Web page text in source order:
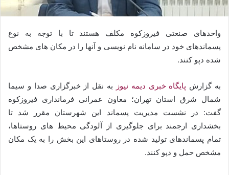
واحدهای صنعتی فیروزکوه مکلف هستند تا با توجه به نوع
پسماندهای خود در سامانه نام نویسی و آنها را در مکان های مشخص
شده دپو کنند.
به گزارش پایگاه خبری دیمه نیوز به نقل از خبرگزاری صدا و سیما
شمال شرق استان تهران؛ معاون عمرانی فرمانداری فیروزکوه
گفت: در نشست مدیریت پسماند این شهرستان مقرر شد تا
بخشداری ارجمند برای جلوگیری از آلودگی محیط های روستاها،
تمام پسماندهای تولید شده در روستاهای این بخش را به یک مکان
مشخص حمل و دپو کنند.